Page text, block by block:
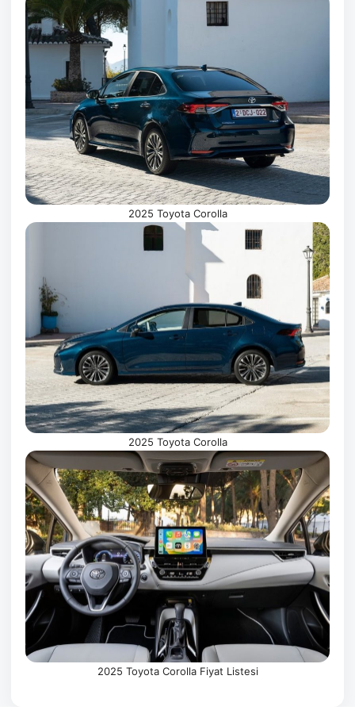
2025 Toyota Corolla
2025 Toyota Corolla
2025 Toyota Corolla Fiyat Listesi